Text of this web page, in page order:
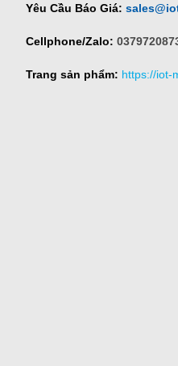
Yêu Cầu Báo Giá:
Cellphone/Zalo:
Trang sản phẩm: https://iot-